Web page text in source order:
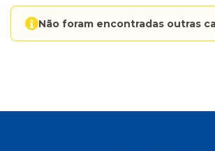
Não foram encontradas outras